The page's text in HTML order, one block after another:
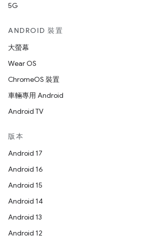
5G
ANDROID 裝置
大螢幕
Wear OS
ChromeOS 裝置
車輛專用 Android
Android TV
版本
Android 17
Android 16
Android 15
Android 14
Android 13
Android 12